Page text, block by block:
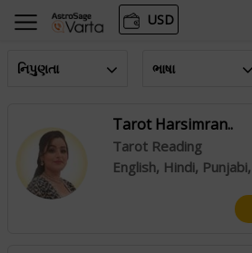
USD
નિપુણતા ભાષા
Tarot Harsimran..
Tarot Reading